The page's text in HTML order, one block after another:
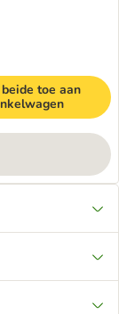
toe aan